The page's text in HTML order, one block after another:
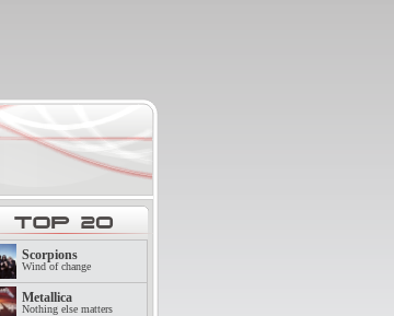
Scorpions
Wind of change
Metallica
Nothing else matters